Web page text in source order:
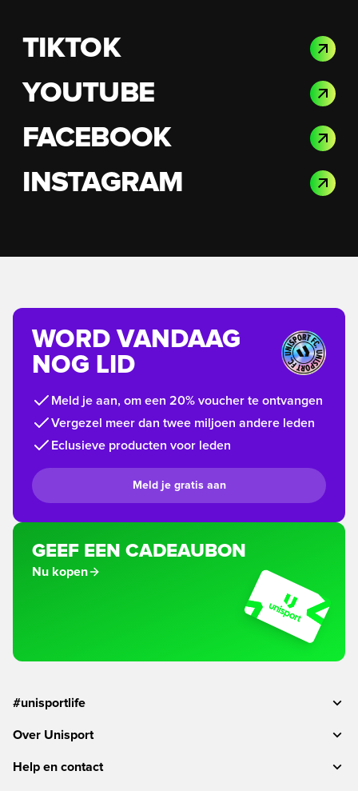
TIKTOK
YOUTUBE
FACEBOOK
INSTAGRAM
WORD VANDAAG
NOG LID
Meld je aan, om een 20% voucher te ontvangen
Vergezel meer dan twee miljoen andere leden
Eclusieve producten voor leden
Meld je gratis aan
GEEF EEN CADEAUBON
Nu kopen
#unisportlife
Over Unisport
Help en contact